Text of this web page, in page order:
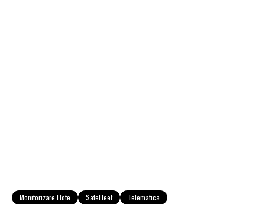
Monitorizare Flote SafeFleet Telematica